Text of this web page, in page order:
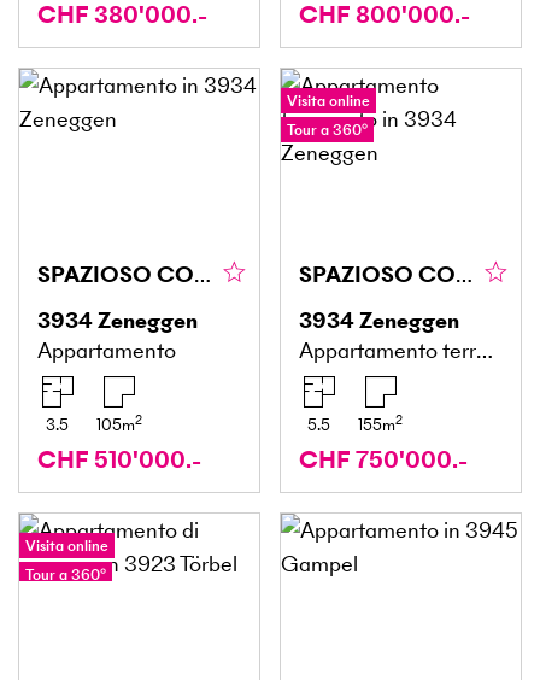
CHF 380'000.- CHF 800'000.-
SPAZIOSO CON VISTA SULLE MONTAGNE
3934Zeneggen
Appartamento
3.5 105m2
CHF 510'000.-
Visita online
Tour a 360°
SPAZIOSO CON VISTA SUL GIARDINO E SULLE MONTAGNE
3934Zeneggen
Appartamento terrazzato
5.5 155m2
CHF 750'000.-
Visita online
Tour a 360°